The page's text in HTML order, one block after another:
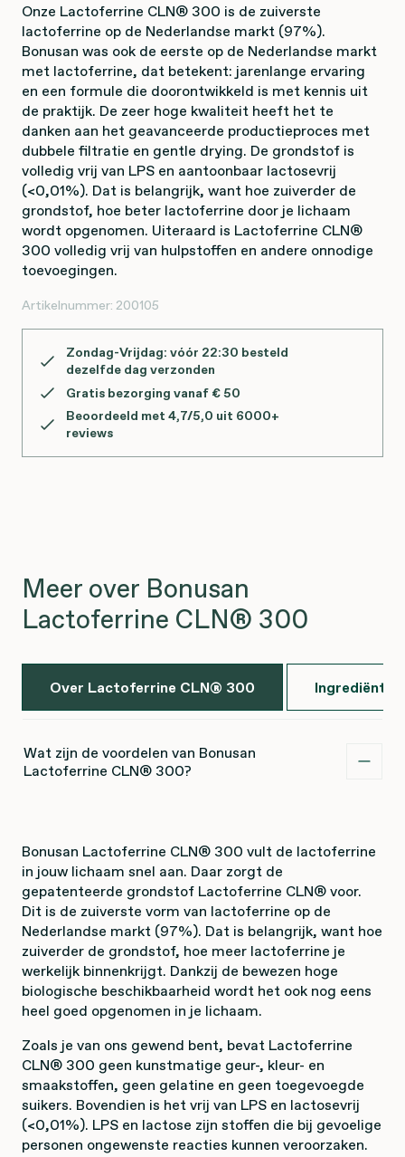
Onze Lactoferrine CLN® 300 is de zuiverste
lactoferrine op de Nederlandse markt (97%).
Bonusan was ook de eerste op de Nederlandse markt
met lactoferrine, dat betekent: jarenlange ervaring
en een formule die doorontwikkeld is met kennis uit
de praktijk. De zeer hoge kwaliteit heeft het te
danken aan het geavanceerde productieproces met
dubbele filtratie en gentle drying. De grondstof is
volledig vrij van LPS en aantoonbaar lactosevrij
(<0,01%). Dat is belangrijk, want hoe zuiverder de
grondstof, hoe beter lactoferrine door je lichaam
wordt opgenomen. Uiteraard is Lactoferrine CLN®
300 volledig vrij van hulpstoffen en andere onnodige
toevoegingen.
Artikelnummer: 200105
Zondag-Vrijdag: vóór 22:30 besteld
dezelfde dag verzonden
Gratis bezorging vanaf € 50
Beoordeeld met 4,7/5,0 uit 6000+
reviews
Meer over Bonusan
Lactoferrine CLN® 300
Over Lactoferrine CLN® 300 Ingrediënten
Wat zijn de voordelen van Bonusan
Lactoferrine CLN® 300?
Bonusan Lactoferrine CLN® 300 vult de lactoferrine
in jouw lichaam snel aan. Daar zorgt de
gepatenteerde grondstof Lactoferrine CLN® voor.
Dit is de zuiverste vorm van lactoferrine op de
Nederlandse markt (97%). Dat is belangrijk, want hoe
zuiverder de grondstof, hoe meer lactoferrine je
werkelijk binnenkrijgt. Dankzij de bewezen hoge
biologische beschikbaarheid wordt het ook nog eens
heel goed opgenomen in je lichaam.
Zoals je van ons gewend bent, bevat Lactoferrine
CLN® 300 geen kunstmatige geur-, kleur- en
smaakstoffen, geen gelatine en geen toegevoegde
suikers. Bovendien is het vrij van LPS en lactosevrij
(<0,01%). LPS en lactose zijn stoffen die bij gevoelige
personen ongewenste reacties kunnen veroorzaken.